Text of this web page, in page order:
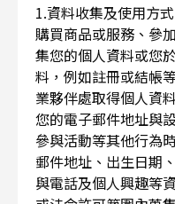
1.資料收集及使用方
購買商品或服務、參
集您的個人資料或您
料，例如註冊或結帳
業夥伴處取得個人資
您的電子郵件地址與
參與活動等其他行為
郵件地址、出生日期
與電話及個人興趣等